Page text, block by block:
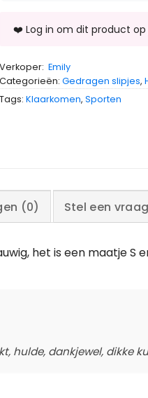
Verkoper: Emily
Categorieën: Gedragen slipjes,
Tags: Klaarkomen, Sporten
(0) Stel een vraag
het is een maatje S
hulde, dankjewel, dikke